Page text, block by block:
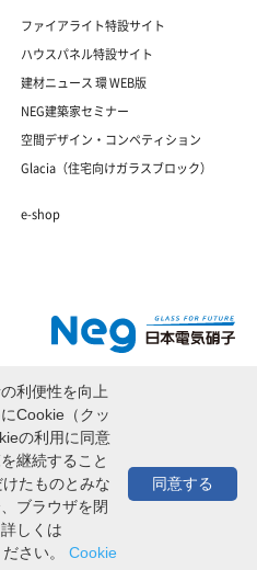
ファイアライト特設サイト
ハウスパネル特設サイト
建材ニュース 環 WEB版
NEG建築家セミナー
空間デザイン・コンペティション
Glacia（住宅向けガラスブロック）
e-shop
社のグループ会社です。
Cookieポリシー ENGLISH
CO., LTD. ALL RIGHTS RESERVED.
同意する
利便性を向上
Cookie（クッ
の利用に同意
継続すること
たものとみな
ブラウザを閉
しくは
さい。 Cookie